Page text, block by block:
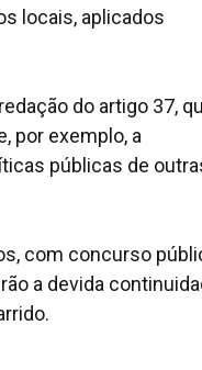
locais, aplicados
do artigo 37,
por exemplo, a
públicas de
com concurso
a devida